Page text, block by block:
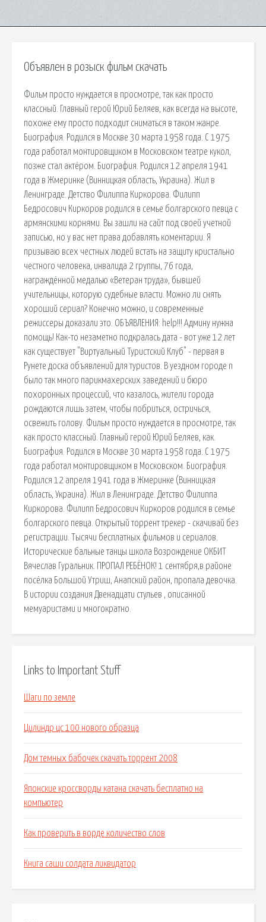
Объявлен в розыск фильм скачать
Фильм просто нуждается в просмотре, так как просто
классный. Главный герой Юрий Беляев, как всегда на высоте,
похоже ему просто подходит сниматься в таком жанре.
Биография. Родился в Москве 30 марта 1958 года. С 1975
года работал монтировщиком в Московском театре кукол,
позже стал актёром. Биография. Родился 12 апреля 1941
года в Жмеринке (Винницкая область, Украина). Жил в
Ленинграде. Детство Филиппа Киркорова. Филипп
Бедросович Киркоров родился в семье болгарского певца с
армянскими корнями. Вы зашли на сайт под своей учетной
записью, но у вас нет права добавлять коментарии. Я
призываю всех честных людей встать на защиту кристально
честного человека, инвалида 2 группы, 76 года,
награждённой медалью «Ветеран труда», бывшей
учительницы, которую судебные власти. Можно ли снять
хороший сериал? Конечно можно, и современные
режиссеры доказали это. ОБЪЯВЛЕНИЯ: help!!! Админу нужна
помощь! Как-то незаметно подкралась дата - вот уже 12 лет
как существует "Виртуальный Туристский Клуб" - первая в
Рунете доска объявлений для туристов. В уездном городе n
было так много парикмахерских заведений и бюро
похоронных процессий, что казалось, жители города
рождаются лишь затем, чтобы побриться, остричься,
освежить голову. Фильм просто нуждается в просмотре, так
как просто классный. Главный герой Юрий Беляев, как.
Биография. Родился в Москве 30 марта 1958 года. С 1975
года работал монтировщиком в Московском. Биография.
Родился 12 апреля 1941 года в Жмеринке (Винницкая
область, Украина). Жил в Ленинграде. Детство Филиппа
Киркорова. Филипп Бедросович Киркоров родился в семье
болгарского певца. Открытый торрент трекер - скачивай без
регистрации. Тысячи бесплатных фильмов и сериалов.
Исторические бальные танцы школа Возрождение ОКБИТ
Вячеслав Гуральник. ПРОПАЛ РЕБЁНОК! 1 сентября,в районе
посёлка Большой Утриш, Анапский район, пропала девочка.
В истории создания Двенадцати стульев , описанной
мемуаристами и многократно.
Links to Important Stuff
Шаги по земле
Цилиндр цс 100 нового образца
Дом темных бабочек скачать торрент 2008
Японские кроссворды катана скачать бесплатно на
компьютер
Как проверить в ворде количество слов
Книга саши солдата ликвидатор